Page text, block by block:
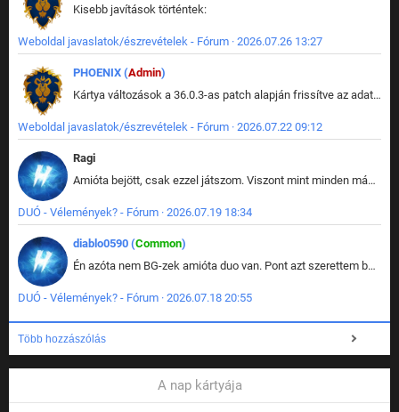
Kisebb javítások történtek:
Weboldal javaslatok/észrevételek - Fórum · 2026.07.26 13:27
PHOENIX (Admin)
Kártya változások a 36.0.3-as patch alapján frissítve az adatbázisban (képek is cserélve).
Weboldal javaslatok/észrevételek - Fórum · 2026.07.22 09:12
Ragi
Amióta bejött, csak ezzel játszom. Viszont mint minden más - akár az alapjáték is, ez is baromira összetett lett. Néha már pár kör után is esélytelen az egész. Vagy irreállisan túltápol valaki, vagy lelép a partner, vagy csak hülye mint a segg. És amikor eljönne az én időm, na akkor jön el mindenki másé is. Engem jobban érdekelne, hogy ki milyen ratingen szokott játszani. Na ez lenne egy érdekes adat.
DUÓ - Vélemények? - Fórum · 2026.07.19 18:34
diablo0590 (Common)
Én azóta nem BG-zek amióta duo van. Pont azt szerettem benne, hogy rajtam múlik mi történik, nem pedig a társamon. Kérem vissza a régi BG-t :D
DUÓ - Vélemények? - Fórum · 2026.07.18 20:55
Több hozzászólás
A nap kártyája